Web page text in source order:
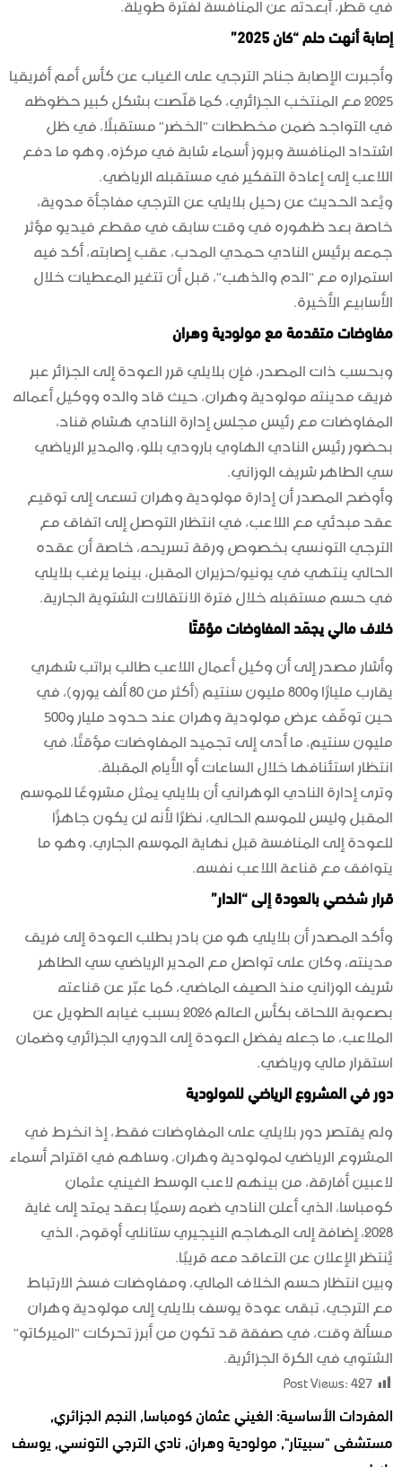
إصابة أنهت حلم “كان 2025”
وأجبرت الإصابة جناح الترجي على الغياب عن كأس أمم أفريقيا
2025 مع المنتخب الجزائري، كما قلّصت بشكل كبير حظوظه
في التواجد ضمن مخططات “الخضر” مستقبلًا، في ظل
اشتداد المنافسة وبروز أسماء شابة في مركزه، وهو ما دفع
اللاعب إلى إعادة التفكير في مستقبله الرياضي.
ويُعد الحديث عن رحيل بلايلي عن الترجي مفاجأة مدوية،
خاصة بعد ظهوره في وقت سابق في مقطع فيديو مؤثر
جمعه برئيس النادي حمدي المدب، عقب إصابته، أكد فيه
استمراره مع “الدم والذهب”، قبل أن تتغير المعطيات خلال
الأسابيع الأخيرة.
مفاوضات متقدمة مع مولودية وهران
وبحسب ذات المصدر، فإن بلايلي قرر العودة إلى الجزائر عبر
فريق مدينته مولودية وهران، حيث قاد والده ووكيل أعماله
المفاوضات مع رئيس مجلس إدارة النادي هشام قناد،
بحضور رئيس النادي الهاوي بارودي بللو، والمدير الرياضي
سي الطاهر شريف الوزاني.
وأوضح المصدر أن إدارة مولودية وهران تسعى إلى توقيع
عقد مبدئي مع اللاعب، في انتظار التوصل إلى اتفاق مع
الترجي التونسي بخصوص ورقة تسريحه، خاصة أن عقده
الحالي ينتهي في يونيو/حزيران المقبل، بينما يرغب بلايلي
في حسم مستقبله خلال فترة الانتقالات الشتوية الجارية.
خلاف مالي يجمّد المفاوضات مؤقتًا
وأشار مصدر إلى أن وكيل أعمال اللاعب طالب براتب شهري
يقارب مليارًا و800 مليون سنتيم (أكثر من 80 ألف يورو)، في
حين توقّف عرض مولودية وهران عند حدود مليار و500
مليون سنتيم، ما أدى إلى تجميد المفاوضات مؤقتًا، في
انتظار استئنافها خلال الساعات أو الأيام المقبلة.
وترى إدارة النادي الوهراني أن بلايلي يمثل مشروعًا للموسم
المقبل وليس للموسم الحالي، نظرًا لأنه لن يكون جاهزًا
للعودة إلى المنافسة قبل نهاية الموسم الجاري، وهو ما
يتوافق مع قناعة اللاعب نفسه.
قرار شخصي بالعودة إلى “الدار”
وأكد المصدر أن بلايلي هو من بادر بطلب العودة إلى فريق
مدينته، وكان على تواصل مع المدير الرياضي سي الطاهر
شريف الوزاني منذ الصيف الماضي، كما عبّر عن قناعته
بصعوبة اللحاق بكأس العالم 2026 بسبب غيابه الطويل عن
الملاعب، ما جعله يفضل العودة إلى الدوري الجزائري وضمان
استقرار مالي ورياضي.
دور في المشروع الرياضي للمولودية
ولم يقتصر دور بلايلي على المفاوضات فقط، إذ انخرط في
المشروع الرياضي لمولودية وهران، وساهم في اقتراح أسماء
لاعبين أفارقة، من بينهم لاعب الوسط الغيني عثمان
كومباسا، الذي أعلن النادي ضمه رسميًا بعقد يمتد إلى غاية
2028، إضافة إلى المهاجم النيجيري ستانلي أوقوح، الذي
يُنتظر الإعلان عن التعاقد معه قريبًا.
وبين انتظار حسم الخلاف المالي، ومفاوضات فسخ الارتباط
مع الترجي، تبقى عودة يوسف بلايلي إلى مولودية وهران
مسألة وقت، في صفقة قد تكون من أبرز تحركات “الميركاتو”
الشتوي في الكرة الجزائرية.
Post Views:427
المفردات الأساسية:الغيني عثمان كومباسا,النجم الجزائري,
مستشفى "سبيتار",مولودية وهران,نادي الترجي التونسي,يوسف